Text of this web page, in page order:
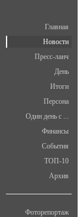
Главная
Новости
Пресс-ланч
День
Итоги
Персона
Один день с ...
Финансы
События
ТОП-10
Архив
Фоторепортаж